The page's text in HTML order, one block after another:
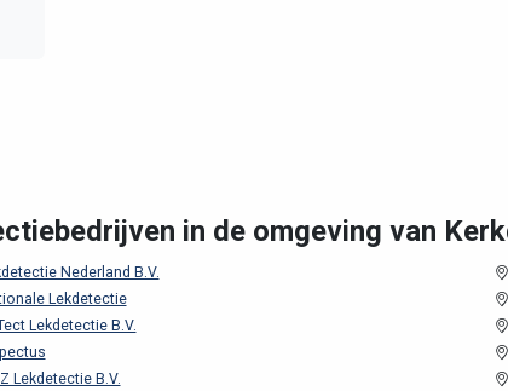
in de omgeving van
Nederland B.V.
Lekdetectie
Lekdetectie B.V.
Lekdetectie B.V.